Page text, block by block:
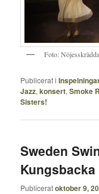
Foto:
Publicerat i
Jazz,konsert,Smoke
Sisters!
Sweden
Kungsbacka
Publiceratoktober 9,